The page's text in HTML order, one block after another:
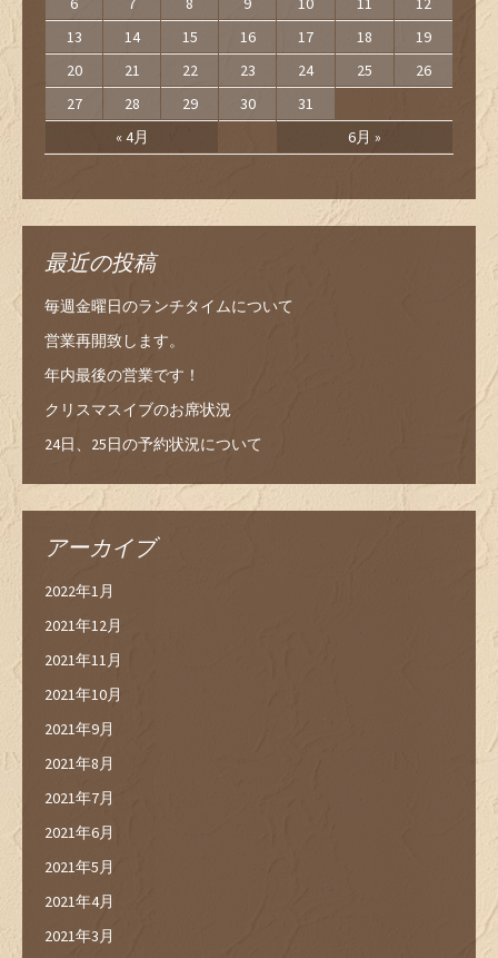
« 4月 6月 »
13
14 15 16 17 18
19
20
21 22 23 24 25
26
27
28 29 30 31
最近の投稿
毎週金曜日のランチタイムについて
営業再開致します。
年内最後の営業です！
クリスマスイブのお席状況
24日、25日の予約状況について
アーカイブ
2022年1月
2021年12月
2021年11月
2021年10月
2021年9月
2021年8月
2021年7月
2021年6月
2021年5月
2021年4月
2021年3月